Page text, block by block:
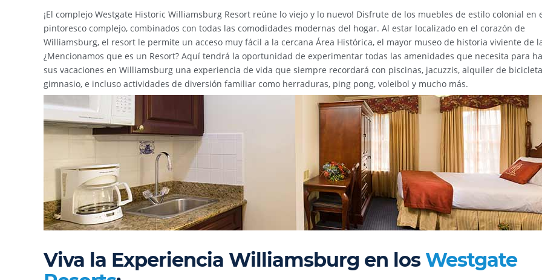
¡El complejo Westgate Historic Williamsburg Resort reúne lo viejo y lo nuevo! Disfrute de los muebles de estilo colonial en
pintoresco complejo, combinados con todas las comodidades modernas del hogar. Al estar localizado en el corazón de
Williamsburg, el resort le permite un acceso muy fácil a la cercana Área Histórica, el mayor museo de historia viviente de
¿Mencionamos que es un Resort? Aquí tendrá la oportunidad de experimentar todas las amenidades que necesita para
sus vacaciones en Williamsburg una experiencia de vida que siempre recordará con piscinas, jacuzzis, alquiler de
gimnasio, e incluso actividades de diversión familiar como herraduras, ping pong, voleibol y mucho más.
Viva la Experiencia Williamsburg en losWestgate